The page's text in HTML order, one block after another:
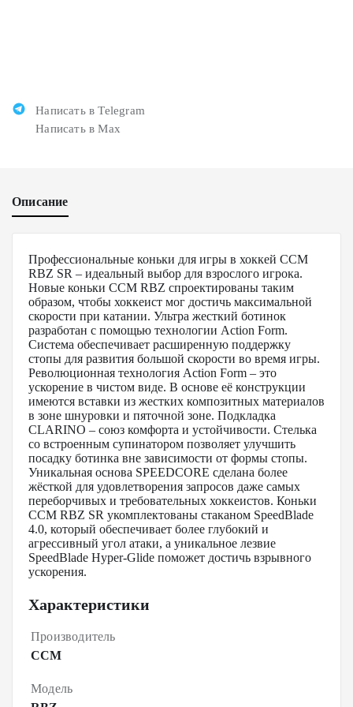
Написать в Telegram
Написать в Max
Описание
Профессиональные коньки для игры в хоккей CCM
RBZ SR – идеальный выбор для взрослого игрока.
Новые коньки CCM RBZ спроектированы таким
образом, чтобы хоккеист мог достичь максимальной
скорости при катании. Ультра жесткий ботинок
разработан с помощью технологии Action Form.
Система обеспечивает расширенную поддержку
стопы для развития большой скорости во время игры.
Революционная технология Action Form – это
ускорение в чистом виде. В основе её конструкции
имеются вставки из жестких композитных материалов
в зоне шнуровки и пяточной зоне. Подкладка
CLARINO – союз комфорта и устойчивости. Стелька
со встроенным супинатором позволяет улучшить
посадку ботинка вне зависимости от формы стопы.
Уникальная основа SPEEDCORE сделана более
жёсткой для удовлетворения запросов даже самых
переборчивых и требовательных хоккеистов. Коньки
CCM RBZ SR укомплектованы стаканом SpeedBlade
4.0, который обеспечивает более глубокий и
агрессивный угол атаки, а уникальное лезвие
SpeedBlade Hyper-Glide поможет достичь взрывного
ускорения.
Характеристики
Производитель
CCM
Модель